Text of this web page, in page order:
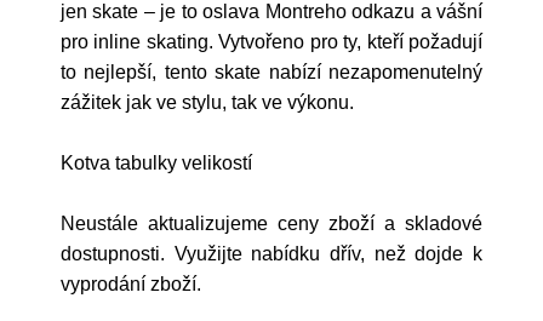
jen skate – je to oslava Montreho odkazu a vášní
pro inline skating. Vytvořeno pro ty, kteří požadují
to nejlepší, tento skate nabízí nezapomenutelný
zážitek jak ve stylu, tak ve výkonu.
Kotva tabulky velikostí
Neustále aktualizujeme ceny zboží a skladové
dostupnosti. Využijte nabídku dřív, než dojde k
vyprodání zboží.